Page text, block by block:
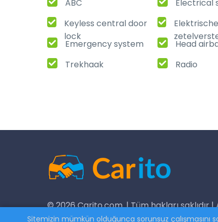
ABC Electrical
Keyless central door
lock
Elektrische
Emergency system
Head
Trekhaak
Radio
© 2026 Carito.com. | Tüm hakları saklıdır
Sitemizin mümkün olduğunca sorunsuz